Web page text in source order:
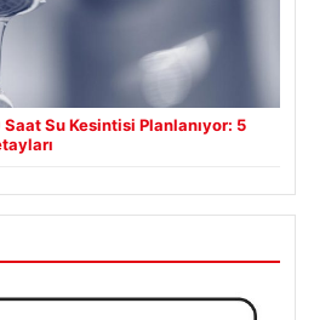
Su Kesintisi Planlanıyor: 5